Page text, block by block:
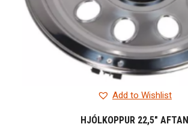
Add to Wishlist
HJÓLKOPPUR 22,5″ AFTAN